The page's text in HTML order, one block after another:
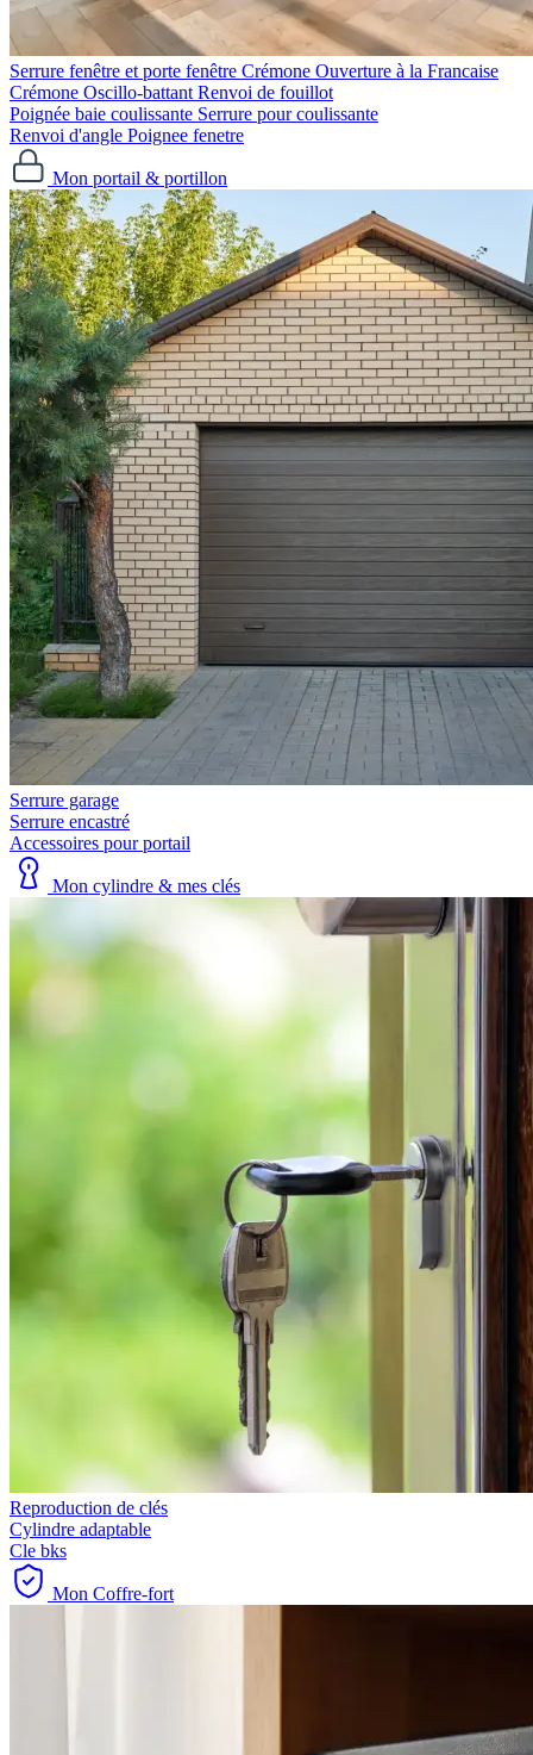
Serrure fenêtre et porte fenêtre Crémone Ouverture à la Francaise
Crémone Oscillo-battant Renvoi de fouillot
Poignée baie coulissante Serrure pour coulissante
Renvoi d'angle Poignee fenetre
Mon portail & portillon
Serrure garage
Serrure encastré
Accessoires pour portail
Mon cylindre & mes clés
Reproduction de clés
Cylindre adaptable
Cle bks
Mon Coffre-fort